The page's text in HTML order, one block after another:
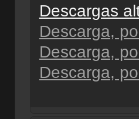
Descargas
Descarga,
Descarga,
Descarga,